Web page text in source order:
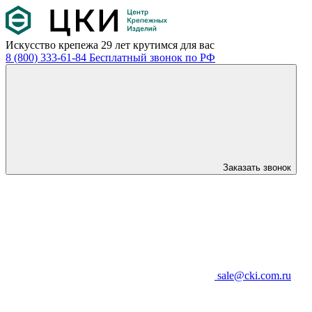
Искусство крепежа 29 лет крутимся для вас
8 (800) 333-61-84 Бесплатный звонок по РФ
Заказать звонок
sale@cki.com.ru